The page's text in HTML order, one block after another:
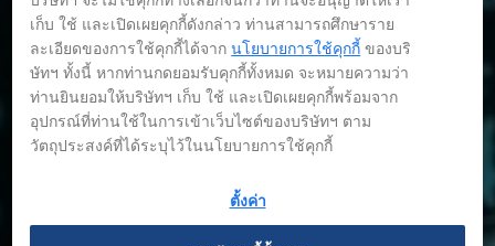
บทความ
เก็บ ใช้ และเปิดเผยคุกกี้ดังกล่าว ท่านสามารถศึกษาราย
ละเอียดของการใช้คุกกี้ได้จากนโยบายการใช้คุกกี้ ของบริ
ษัทฯ ทั้งนี้ หากท่านกดยอมรับคุกกี้ทั้งหมด จะหมายความว่า
ท่านยินยอมให้บริษัทฯ เก็บ ใช้ และเปิดเผยคุกกี้พร้อมจาก
อุปกรณ์ที่ท่านใช้ในการเข้าเว็บไซต์ของบริษัทฯ ตาม
วัตถุประสงค์ที่ได้ระบุไว้ในนโยบายการใช้คุกกี้
ตั้งค่า